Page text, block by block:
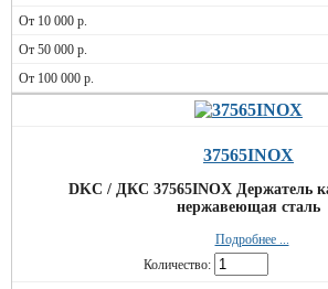
37565INOX
DKC / ДКС 37565INOX Держатель
нержавеющая сталь
Подробнее ...
Количество: